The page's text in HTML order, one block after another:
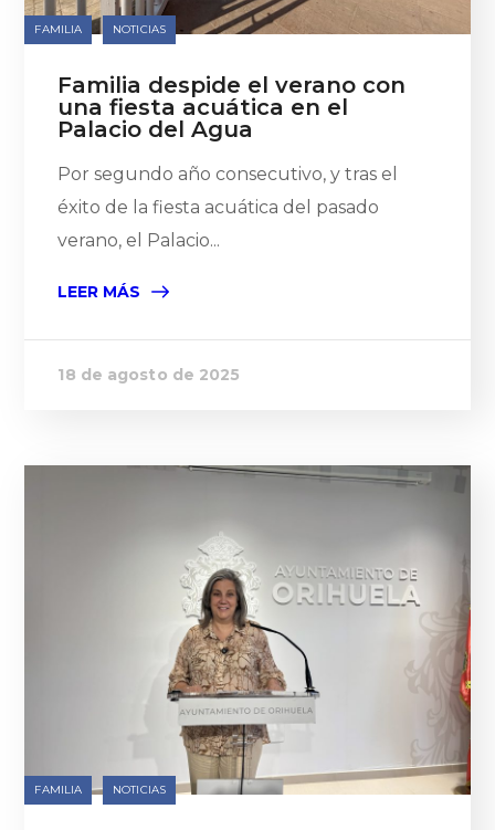
FAMILIA NOTICIAS
Familia despide el verano con
una fiesta acuática en el
Palacio del Agua
Por segundo año consecutivo, y tras el
éxito de la fiesta acuática del pasado
verano, el Palacio...
LEER MÁS
18 de agosto de 2025
FAMILIA NOTICIAS